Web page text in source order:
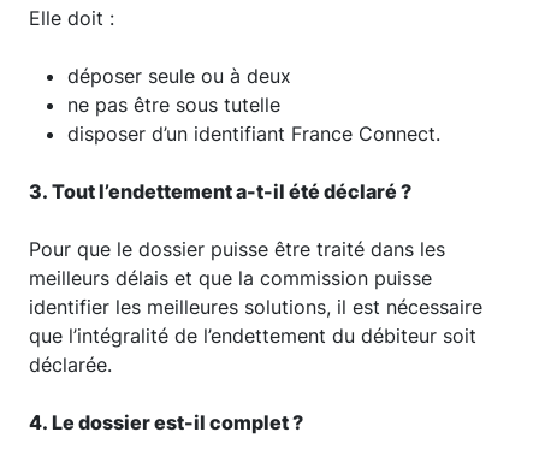
Elle doit :
déposer seule ou à deux
ne pas être sous tutelle
disposer d’un identifiant France Connect.
3. Tout l’endettement a-t-il été déclaré ?
Pour que le dossier puisse être traité dans les
meilleurs délais et que la commission puisse
identifier les meilleures solutions, il est nécessaire
que l’intégralité de l’endettement du débiteur soit
déclarée.
4. Le dossier est-il complet ?